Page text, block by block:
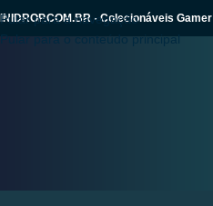
Pular para a navegação
Pular para o conteúdo principal
- Colecionáveis Gamer